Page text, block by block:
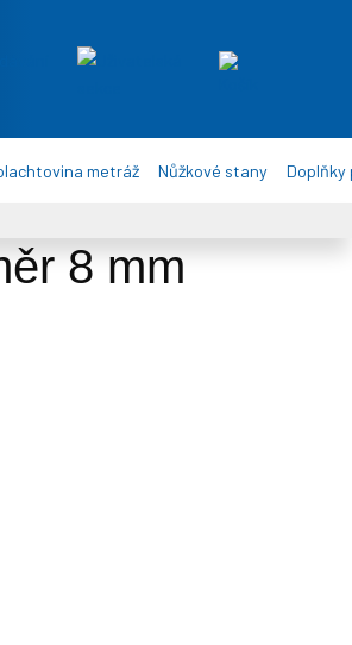
metráž Nůžkové stany Doplňky
8 mm